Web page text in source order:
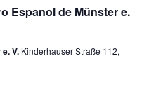
Espanol de Münster e.
V. Kinderhauser Straße 112,